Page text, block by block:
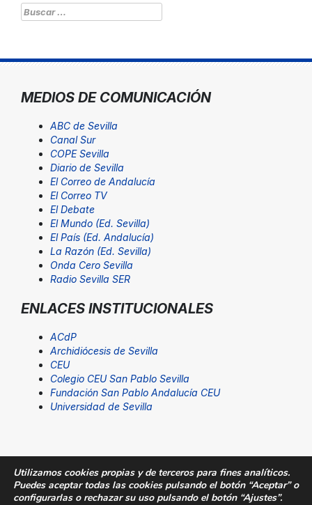
Buscar:
MEDIOS DE COMUNICACIÓN
ABC de Sevilla
Canal Sur
COPE Sevilla
Diario de Sevilla
El Correo de Andalucía
El Correo TV
El Debate
El Mundo (Ed. Sevilla)
El País (Ed. Andalucía)
La Razón (Ed. Sevilla)
Onda Cero Sevilla
Radio Sevilla SER
ENLACES INSTITUCIONALES
ACdP
Archidiócesis de Sevilla
CEU
Colegio CEU San Pablo Sevilla
Fundación San Pablo Andalucía CEU
Universidad de Sevilla
© Fundación San Pablo Andalucía CEU. Todos los
Utilizamos cookies propias y de terceros para fines analíticos.
Puedes aceptar todas las cookies pulsando el botón “Aceptar” o
configurarlas o rechazar su uso pulsando el botón “Ajustes”.